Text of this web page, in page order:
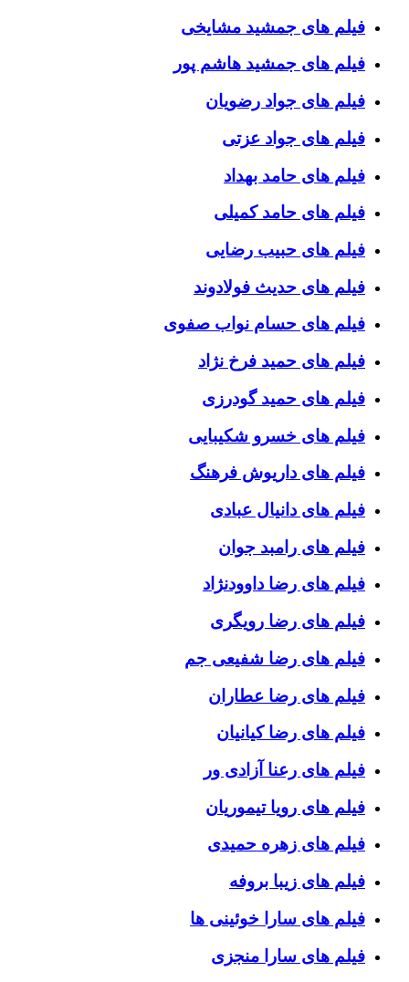
فیلم های جمشید مشایخی
فیلم های جمشید هاشم پور
فیلم های جواد رضویان
فیلم های جواد عزتی
فیلم های حامد بهداد
فیلم های حامد کمیلی
فیلم های حبیب رضایی
فیلم های حدیث فولادوند
فیلم های حسام نواب صفوی
فیلم های حمید فرخ نژاد
فیلم های حمید گودرزی
فیلم های خسرو شکیبایی
فیلم های داریوش فرهنگ
فیلم های دانیال عبادی
فیلم های رامبد جوان
فیلم های رضا داوودنژاد
فیلم های رضا رویگری
فیلم های رضا شفیعی جم
فیلم های رضا عطاران
فیلم های رضا کیانیان
فیلم های رعنا آزادی ور
فیلم های رویا تیموریان
فیلم های زهره حمیدی
فیلم های زیبا بروفه
فیلم های سارا خوئینی ها
فیلم های سارا منجزی